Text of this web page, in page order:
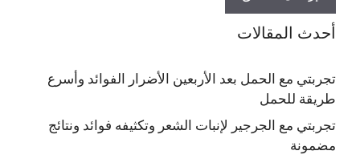
أحدث المقالات
تجربتي مع الحمل بعد الأربعين الأضرار الفوائد وأسرع
طريقة للحمل
تجربتي مع الجرجير لإنبات الشعر وتكثيفه فوائد ونتائج
مضمونة